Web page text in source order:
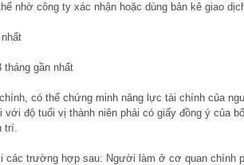
nhờ công ty xác nhận hoặc dùng bản kê giao
tháng gần nhất
có thể chứng minh năng lực tài chính của
độ tuổi vị thành niên phải có giấy đồng ý của
trí.
trường hợp sau: Người làm ở cơ quan chính